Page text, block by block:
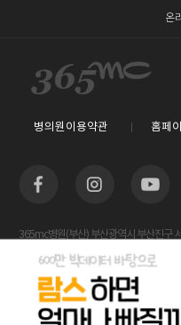
온
병의원이용약관 홈페
365mc병원(부산) 부산광역시 부산진구
사업자등록번호 : 605-26-86822 / 박윤
람스 스페셜센터(해운대) 부산광역시 해
사업자등록번호 : 209-24-42511 / 서성훈